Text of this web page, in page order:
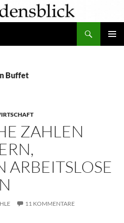
Buffet
ZAHLEN
ARBEITSLOSE
11 KOMMENTARE